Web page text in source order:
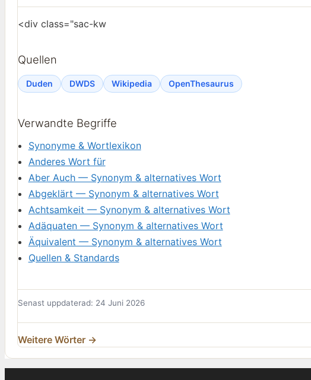
<div class="sac-kw
Quellen
Duden DWDS Wikipedia OpenThesaurus
Verwandte Begriffe
Synonyme & Wortlexikon
Anderes Wort für
Aber Auch — Synonym & alternatives Wort
Abgeklärt — Synonym & alternatives Wort
Achtsamkeit — Synonym & alternatives Wort
Adäquaten — Synonym & alternatives Wort
Äquivalent — Synonym & alternatives Wort
Quellen & Standards
Senast uppdaterad: 24 Juni 2026
Weitere Wörter →